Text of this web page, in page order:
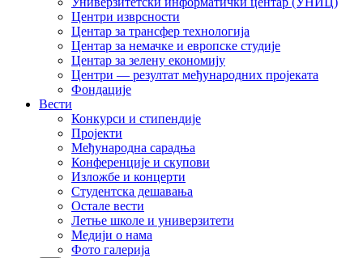
Центри изврсности
Центар за трансфер технологија
Центар за немачке и европске студије
Центар за зелену економију
Центри — резултат међународних пројеката
Фондације
Вести
Конкурси и стипендије
Пројекти
Међународна сарадња
Конференције и скупови
Изложбе и концерти
Студентска дешавања
Остале вести
Летње школе и универзитети
Медији о нама
Фото галерија